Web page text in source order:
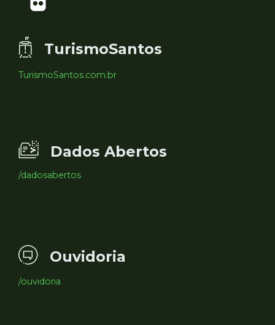
TurismoSantos
TurismoSantos.com.br
Dados Abertos
/dadosabertos
Ouvidoria
/ouvidoria